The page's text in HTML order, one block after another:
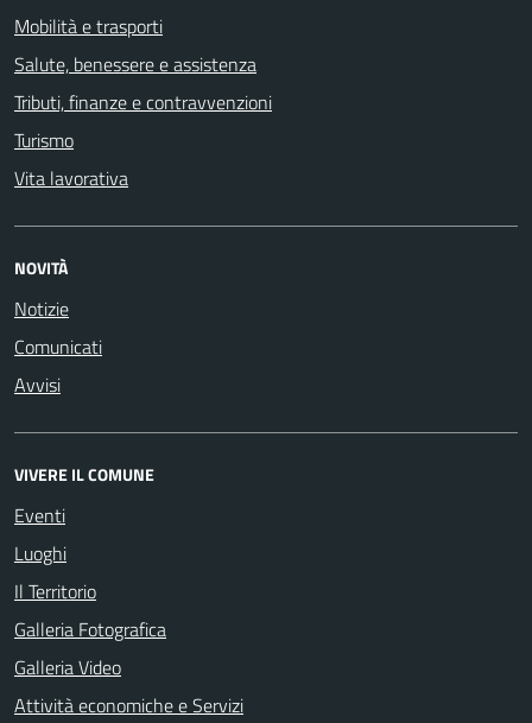
Mobilità e trasporti
Salute, benessere e assistenza
Tributi, finanze e contravvenzioni
Turismo
Vita lavorativa
NOVITÀ
Notizie
Comunicati
Avvisi
VIVERE IL COMUNE
Eventi
Luoghi
Il Territorio
Galleria Fotografica
Galleria Video
Attività economiche e Servizi